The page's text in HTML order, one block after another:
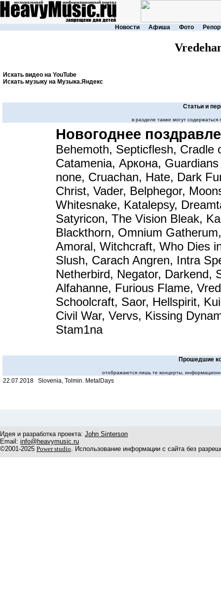
Новости Афиша Фото
Искать видео на YouTube
Искать музыку на Музыка.Яндекс
Статьи и
в разделе также могут
Новогоднее
Behemoth, Septicflesh, Cradle
Catamenia, Аркона,
none, Cruachan, Hate, Dark
Christ, Vader, Belphegor,
Whitesnake, Katalepsy,
Satyricon, The Vision Bleak,
Blackthorn, Omnium
Amoral, Witchcraft, Who Dies
Slush, Carach Angren, Intra
Netherbird, Negator, Darkend,
Alfahanne, Furious Flame,
Schoolcraft, Saor, Hellspirit,
Civil War, Vervs, Kissing
Stam1na
Прошедшие
отображаются лишь те концерты,
22.07.2018 Slovenia, Tolmin. MetalDays
Идея и разработка проекта: John Sinterson
Email: info@heavymusic.ru
©2001-2025 Power studio. Использование информации с сайта без